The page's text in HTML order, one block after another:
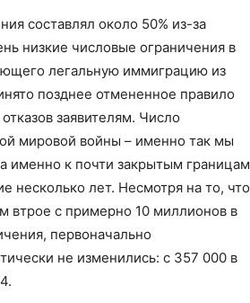
составлял около 50% из-за
низкие числовые ограничения в
легальную иммиграцию из
позднее отмененное правило
заявителям. Число
мировой войны – именно так мы
именно к почти закрытым границам
несколько лет. Несмотря на то, что
втрое с примерно 10 миллионов в
первоначально
не изменились: с 357 000 в